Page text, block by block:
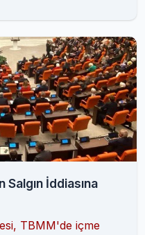
İddiasına
TBMM'de içme